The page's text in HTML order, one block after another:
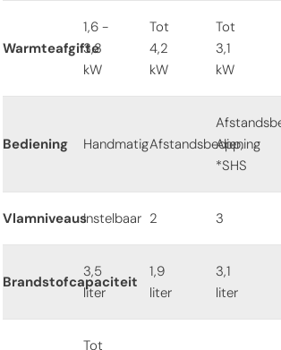
Warmteafgifte
1,6 -
3,3
kW
Tot
4,2
kW
Tot
3,1
kW
Bediening HandmatigAfstandsbediening
App,
*SHS
VlamniveausInstelbaar 2 3
Brandstofcapaciteit
3,5
liter
1,9
liter
3,1
liter
Tot